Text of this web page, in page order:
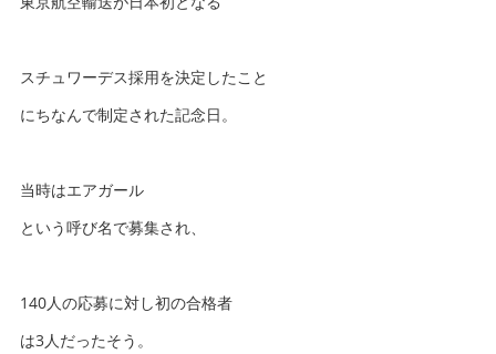
スチュワーデス採用を決定したこと
にちなんで制定された記念日。
当時はエアガール
という呼び名で募集され、
140人の応募に対し初の合格者
は3人だったそう。